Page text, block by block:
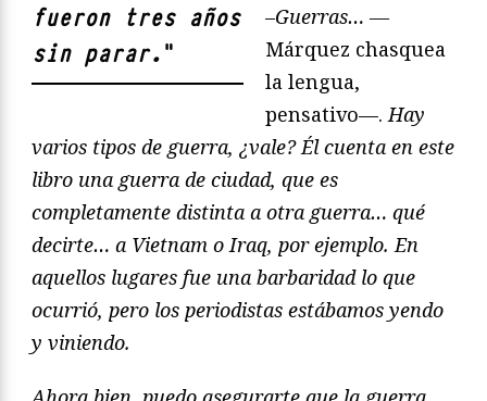
fueron tres años
sin parar."
–Guerras… —
Márquez chasquea
la lengua,
pensativo—.Hay
varios tipos de guerra, ¿vale?Él cuenta en este
libro una guerra de ciudad, que es
completamente distinta a otra guerra… qué
decirte… a Vietnam o Iraq, por ejemplo. En
aquellos lugares fue una barbaridad lo que
ocurrió, pero los periodistas estábamos yendo
y viniendo.